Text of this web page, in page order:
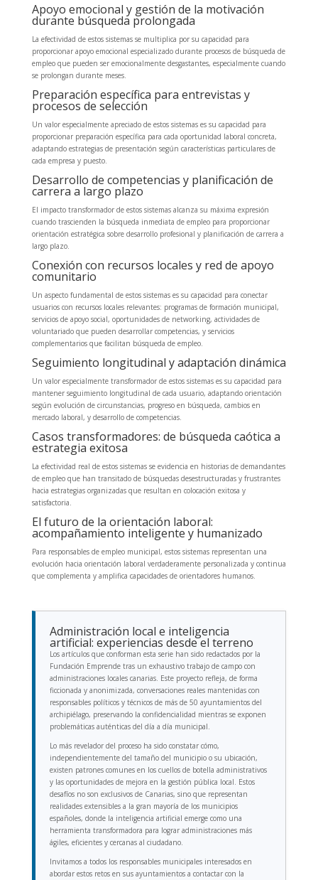
Apoyo emocional y gestión de la motivación
durante búsqueda prolongada
La efectividad de estos sistemas se multiplica por su capacidad para
proporcionar apoyo emocional especializado durante procesos de búsqueda de
empleo que pueden ser emocionalmente desgastantes, especialmente cuando
se prolongan durante meses.
Preparación específica para entrevistas y
procesos de selección
Un valor especialmente apreciado de estos sistemas es su capacidad para
proporcionar preparación específica para cada oportunidad laboral concreta,
adaptando estrategias de presentación según características particulares de
cada empresa y puesto.
Desarrollo de competencias y planificación de
carrera a largo plazo
El impacto transformador de estos sistemas alcanza su máxima expresión
cuando trascienden la búsqueda inmediata de empleo para proporcionar
orientación estratégica sobre desarrollo profesional y planificación de carrera a
largo plazo.
Conexión con recursos locales y red de apoyo
comunitario
Un aspecto fundamental de estos sistemas es su capacidad para conectar
usuarios con recursos locales relevantes: programas de formación municipal,
servicios de apoyo social, oportunidades de networking, actividades de
voluntariado que pueden desarrollar competencias, y servicios
complementarios que facilitan búsqueda de empleo.
Seguimiento longitudinal y adaptación dinámica
Un valor especialmente transformador de estos sistemas es su capacidad para
mantener seguimiento longitudinal de cada usuario, adaptando orientación
según evolución de circunstancias, progreso en búsqueda, cambios en
mercado laboral, y desarrollo de competencias.
Casos transformadores: de búsqueda caótica a
estrategia exitosa
La efectividad real de estos sistemas se evidencia en historias de demandantes
de empleo que han transitado de búsquedas desestructuradas y frustrantes
hacia estrategias organizadas que resultan en colocación exitosa y
satisfactoria.
El futuro de la orientación laboral:
acompañamiento inteligente y humanizado
Para responsables de empleo municipal, estos sistemas representan una
evolución hacia orientación laboral verdaderamente personalizada y continua
que complementa y amplifica capacidades de orientadores humanos.
Administración local e inteligencia
artificial: experiencias desde el terreno
Los artículos que conforman esta serie han sido redactados por la
Fundación Emprende tras un exhaustivo trabajo de campo con
administraciones locales canarias. Este proyecto refleja, de forma
ficcionada y anonimizada, conversaciones reales mantenidas con
responsables políticos y técnicos de más de 50 ayuntamientos del
archipiélago, preservando la confidencialidad mientras se exponen
problemáticas auténticas del día a día municipal.
Lo más revelador del proceso ha sido constatar cómo,
independientemente del tamaño del municipio o su ubicación,
existen patrones comunes en los cuellos de botella administrativos
y las oportunidades de mejora en la gestión pública local. Estos
desafíos no son exclusivos de Canarias, sino que representan
realidades extensibles a la gran mayoría de los municipios
españoles, donde la inteligencia artificial emerge como una
herramienta transformadora para lograr administraciones más
ágiles, eficientes y cercanas al ciudadano.
Invitamos a todos los responsables municipales interesados en
abordar estos retos en sus ayuntamientos a contactar con la